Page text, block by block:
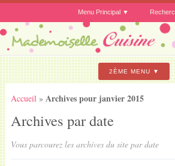
Menu Principal
2ÈME MENU
Accueil » Archives pour janvier 2015
Archives par date
Vous parcourez les archives du site par date